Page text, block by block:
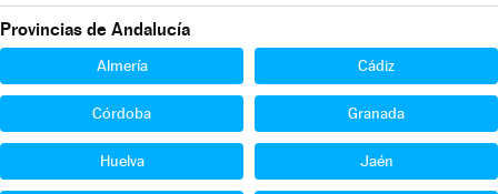
Provincias de Andalucía
Almería Cádiz
Córdoba Granada
Huelva Jaén